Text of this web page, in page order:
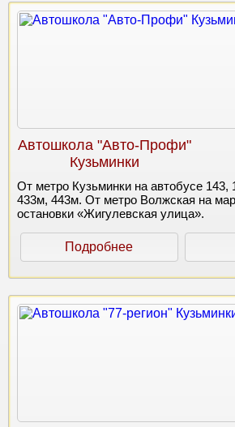
Автошкола "Авто-Профи"
Кузьминки
От метро Кузьминки на автобусе 143,
433м, 443м. От метро Волжская на
остановки «Жигулевская улица».
Подробнее